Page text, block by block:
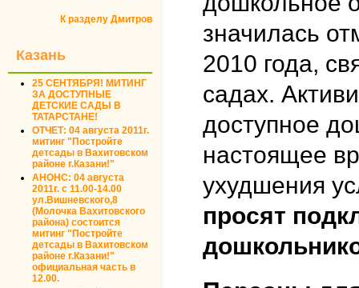
К разделу Дмитров
Казань
25 СЕНТЯБРЯ! МИТИНГ
ЗА ДОСТУПНЫЕ
ДЕТСКИЕ САДЫ В
ТАТАРСТАНЕ!
ОТЧЕТ: 04 августа 2011г.
митинг "Постройте
детсады в Вахитовском
районе г.Казани!"
АНОНС: 04 августа
2011г. с 11.00-14.00
ул.Вишневского,8
(Молочка Вахитовского
района) состоится
митинг "Постройте
детсады в Вахитовском
районе г.Казани!"
официальная часть в
12.00.
значилась
2010 года,
садах.
доступное
настоящее
ухудшения
просят